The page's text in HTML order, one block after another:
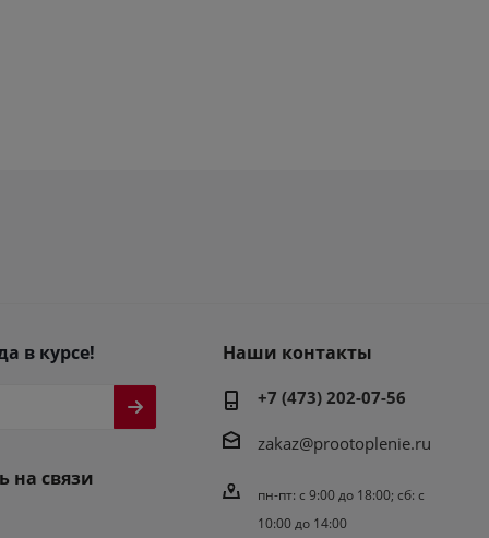
в курсе!
на связи
Наши контакты
+7 (473) 202-07-56
zakaz@prootoplenie.ru
пн-пт: c 9:00 до 18:00; сб: с
10:00 до 14:00